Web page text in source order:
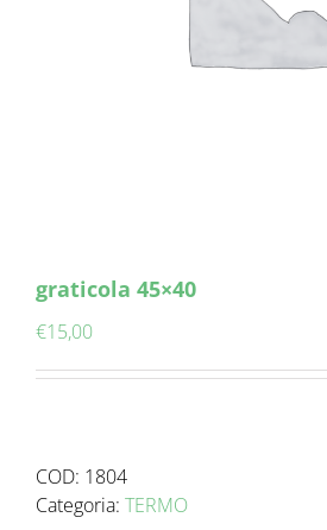
graticola 45×40
€15,00
COD: 1804
Categoria: TERMO